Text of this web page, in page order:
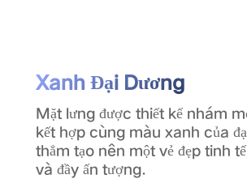
Xanh Đại Dương
Mặt lưng được thiết kế nhám
kết hợp cùng màu xanh của
thẳm tạo nên một vẻ đẹp tinh
và đầy ấn tượng.